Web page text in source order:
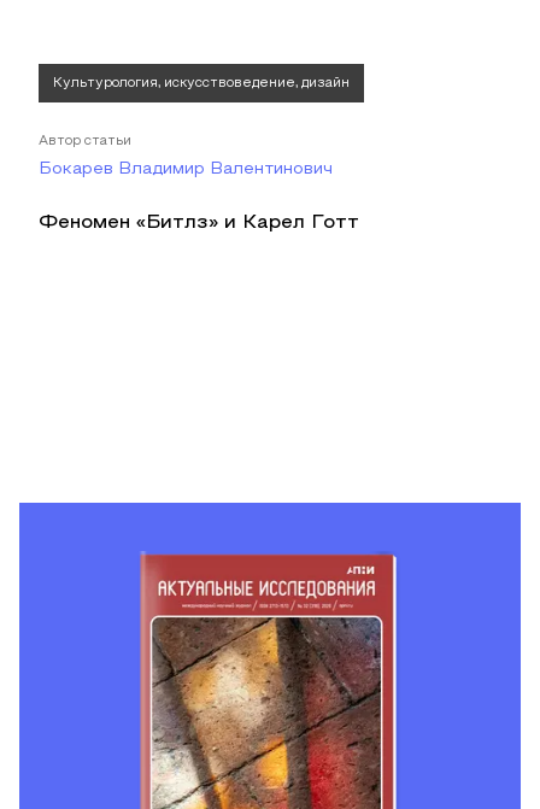
Культурология, искусствоведение, дизайн
Автор статьи
Бокарев Владимир Валентинович
Феномен «Битлз» и Карел Готт